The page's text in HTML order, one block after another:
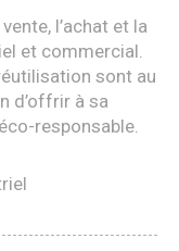
l’achat et la
et commercial.
sont au
d’offrir à sa
responsable.